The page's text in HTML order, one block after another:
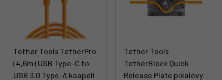
Tether Tools TetherPro
(4,6m) USB Type-C to
USB 3.0 Type-A kaapeli
Tether Tools
TetherBlock Quick
Release Plate pikalevy